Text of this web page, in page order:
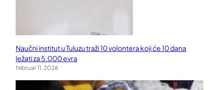
Naučni institut u Tuluzu traži 10 volontera koji će 10 dana
ležati za 5.000 evra
februar 11, 2026